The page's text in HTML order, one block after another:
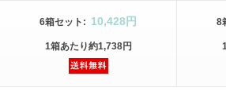
6箱セット : 10,428円
1箱あたり約1,738円
8